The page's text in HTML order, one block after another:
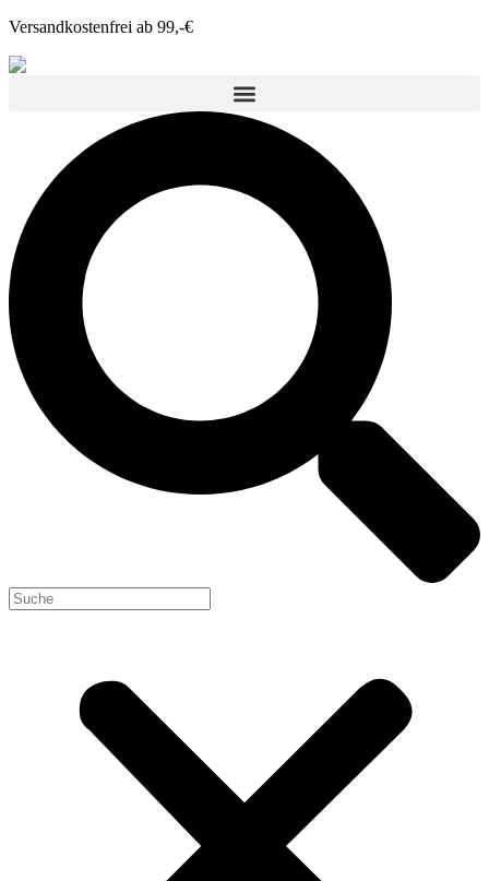
Versandkostenfrei ab 99,-€